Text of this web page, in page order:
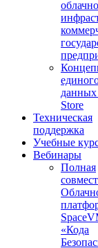
данных
Store
Техническая
поддержка
Учебные
Вебинары
Полная
«Кода